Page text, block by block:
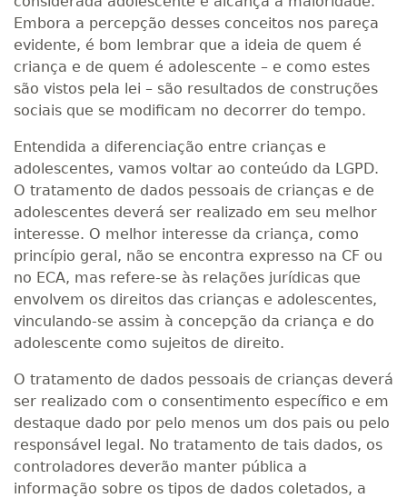
Embora a percepção desses conceitos nos pareça
evidente, é bom lembrar que a ideia de quem é
criança e de quem é adolescente – e como estes
são vistos pela lei – são resultados de construções
sociais que se modificam no decorrer do tempo.
Entendida a diferenciação entre crianças e
adolescentes, vamos voltar ao conteúdo da LGPD.
O tratamento de dados pessoais de crianças e de
adolescentes deverá ser realizado em seu melhor
interesse. O melhor interesse da criança, como
princípio geral, não se encontra expresso na CF ou
no ECA, mas refere-se às relações jurídicas que
envolvem os direitos das crianças e adolescentes,
vinculando-se assim à concepção da criança e do
adolescente como sujeitos de direito.
O tratamento de dados pessoais de crianças deverá
ser realizado com o consentimento específico e em
destaque dado por pelo menos um dos pais ou pelo
responsável legal. No tratamento de tais dados, os
controladores deverão manter pública a
informação sobre os tipos de dados coletados, a